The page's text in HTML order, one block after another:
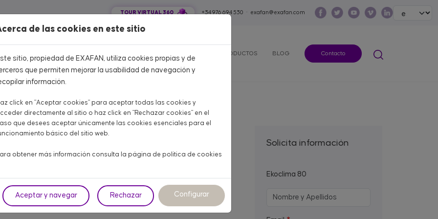
TOUR VIRTUAL 360 +34 976 694 530 · exafan@exafan.com
CARNE PRODUCTOS BLOG Contacto
AVÍCOLA DE CARNE
80
de calentamiento
para granjas avícolas.
Solicita información
Ekoclima 80
de las cookies en este sitio
sitio, propiedad de EXAFAN, utiliza cookies propias y de
que permiten mejorar la usabilidad de navegación y
información.
click en "Aceptar cookies" para aceptar todas las cookies y
directamente al sitio o haz click en "Rechazar cookies" en el
que desees aceptar únicamente las cookies esenciales para el
básico del sitio web.
obtener más información consulta la página de política de cookies
Aceptar y navegar Rechazar Configurar